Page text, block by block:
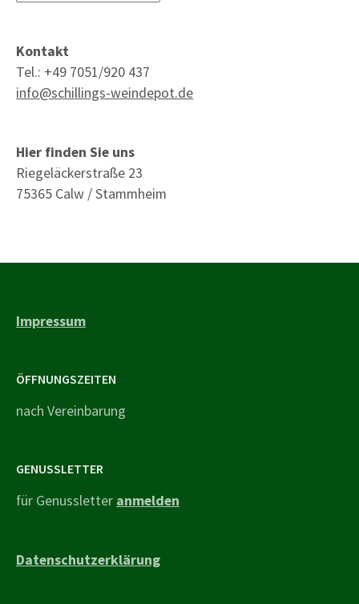
Kontakt
Tel.: +49 7051/920 437
info@schillings-weindepot.de
Hier finden Sie uns
Riegeläckerstraße 23
75365 Calw / Stammheim
Impressum
ÖFFNUNGSZEITEN
nach Vereinbarung
GENUSSLETTER
für Genussletter anmelden
Datenschutzerklärung